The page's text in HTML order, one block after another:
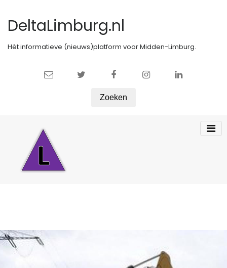
DeltaLimburg.nl
Hèt informatieve (nieuws)platform voor Midden-Limburg.
Zoeken